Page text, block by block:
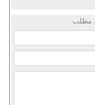
مطلب